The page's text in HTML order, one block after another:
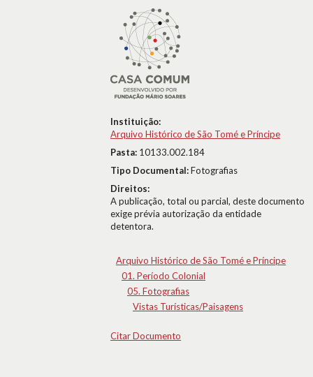
Instituição:
Arquivo Histórico de São Tomé e Príncipe
Pasta: 10133.002.184
Tipo Documental:Fotografias
Direitos:
A publicação, total ou parcial, deste documento
exige prévia autorização da entidade
detentora.
Arquivo Histórico de São Tomé e Príncipe
01. Período Colonial
05. Fotografias
Vistas Turísticas/Paisagens
Citar Documento